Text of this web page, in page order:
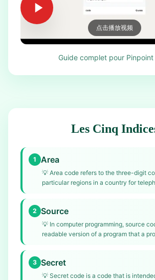
点击播放视频
Guide complet pour
Les Cinq
1 Area
💡 Area code refers to the three-digit
particular regions in a country for
2 Source
💡 In computer programming, source
readable version of a program that a
3 Secret
💡 Secret code is a code that is